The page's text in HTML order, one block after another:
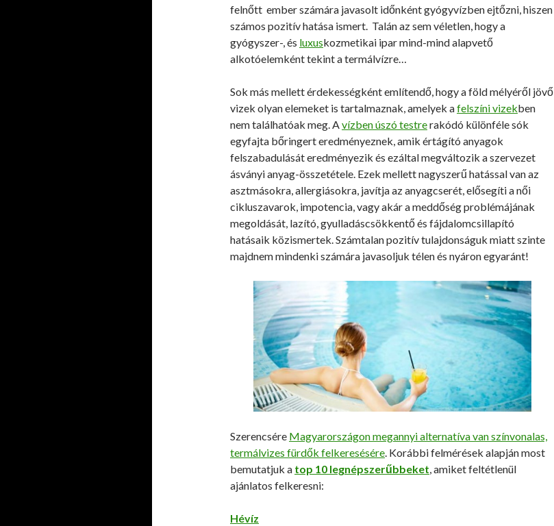
felnőtt ember számára javasolt időnként gyógyvízben ejtőzni, hiszen
számos pozitív hatása ismert. Talán az sem véletlen, hogy a
gyógyszer-, és luxuskozmetikai ipar mind-mind alapvető
alkotóelemként tekint a termálvízre…
Sok más mellett érdekességként említendő, hogy a föld mélyéről jövő
vizek olyan elemeket is tartalmaznak, amelyek afelszíni vizekben
nem találhatóak meg. Avízben úszó testrerakódó különféle sók
egyfajta bőringert eredményeznek, amik értágító anyagok
felszabadulását eredményezik és ezáltal megváltozik a szervezet
ásványi anyag-összetétele. Ezek mellett nagyszerű hatással van az
asztmásokra, allergiásokra, javítja az anyagcserét, elősegíti a női
cikluszavarok, impotencia, vagy akár a meddőség problémájának
megoldását, lazító, gyulladáscsökkentő és fájdalomcsillapító
hatásaik közismertek. Számtalan pozitív tulajdonságuk miatt szinte
majdnem mindenki számára javasoljuk télen és nyáron egyaránt!
Szerencsére Magyarországon megannyi alternatíva van színvonalas,
termálvizes fürdők felkeresésére. Korábbi felmérések alapján most
bemutatjuk a top 10 legnépszerűbbeket, amiket feltétlenül
ajánlatos felkeresni:
Hévíz